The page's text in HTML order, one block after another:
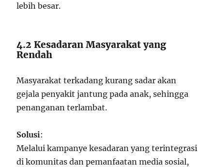
lebih besar.
4.2 Kesadaran Masyarakat yang
Rendah
Masyarakat terkadang kurang sadar akan
gejala penyakit jantung pada anak, sehingga
penanganan terlambat.
Solusi:
Melalui kampanye kesadaran yang terintegrasi
di komunitas dan pemanfaatan media sosial,